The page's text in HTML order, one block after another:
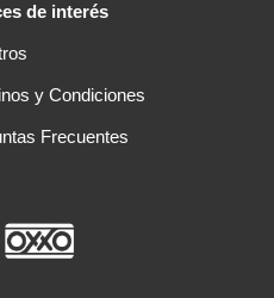
de interés
y Condiciones
Frecuentes